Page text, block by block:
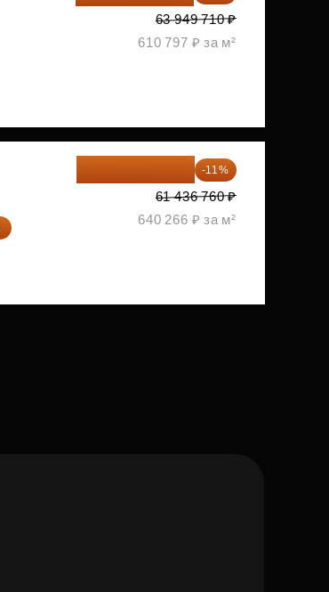
63 949 710 ₽
610 797 ₽ за м²
-11%
61 436 760 ₽
640 266 ₽ за м²